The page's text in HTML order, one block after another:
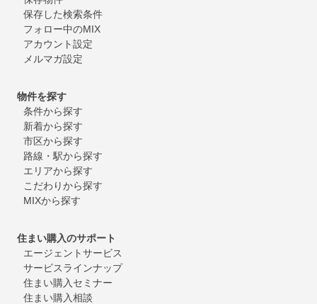
保存した検索条件
フォロー中のMIX
アカウント設定
メルマガ設定
物件を探す
条件から探す
新着から探す
市区から探す
路線・駅から探す
エリアから探す
こだわりから探す
MIXから探す
住まい購入のサポート
エージェントサービス
サービスラインナップ
住まい購入セミナー
住まい購入相談